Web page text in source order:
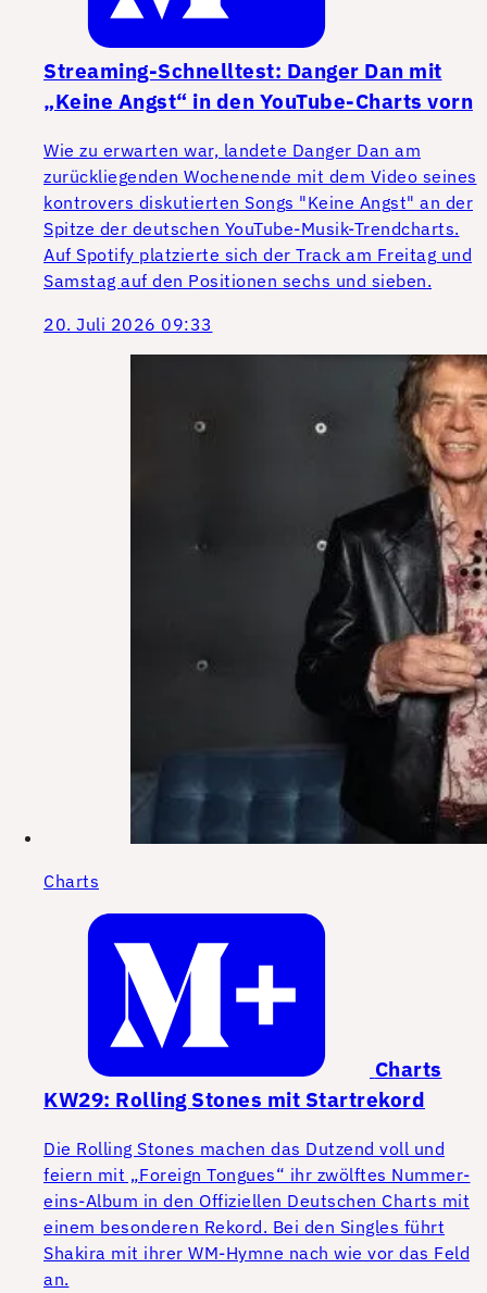
Streaming-Schnelltest: Danger Dan mit
„Keine Angst“ in den YouTube-Charts vorn
Wie zu erwarten war, landete Danger Dan am
zurückliegenden Wochenende mit dem Video seines
kontrovers diskutierten Songs "Keine Angst" an der
Spitze der deutschen YouTube-Musik-Trendcharts.
Auf Spotify platzierte sich der Track am Freitag und
Samstag auf den Positionen sechs und sieben.
20. Juli 2026 09:33
Charts
Charts
KW29: Rolling Stones mit Startrekord
Die Rolling Stones machen das Dutzend voll und
feiern mit „Foreign Tongues“ ihr zwölftes Nummer-
eins-Album in den Offiziellen Deutschen Charts mit
einem besonderen Rekord. Bei den Singles führt
Shakira mit ihrer WM-Hymne nach wie vor das Feld
an.